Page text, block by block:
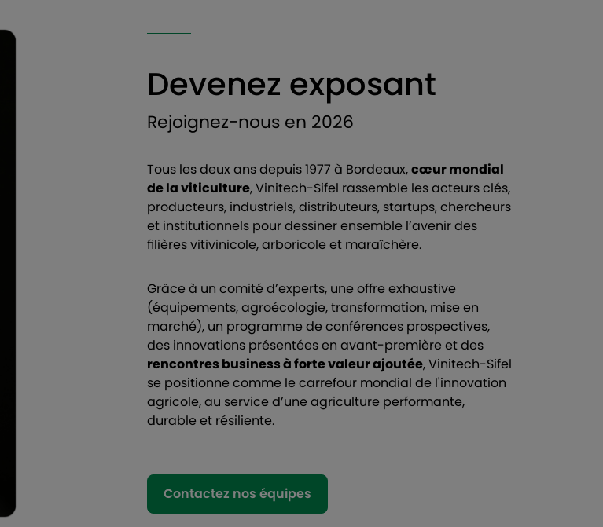
Devenez exposant
Rejoignez-nous en 2026
Tous les deux ans depuis 1977 à Bordeaux,cœur mondial
de la viticulture, Vinitech-Sifel rassemble les acteurs clés,
producteurs, industriels, distributeurs, startups, chercheurs
et institutionnels pour dessiner ensemble l’avenir des
filières vitivinicole, arboricole et maraîchère.
Grâce à un comité d’experts, une offre exhaustive
(équipements, agroécologie, transformation, mise en
marché), un programme de conférences prospectives,
des innovations présentées en avant-première et des
rencontres business à forte valeur ajoutée, Vinitech-Sifel
se positionne comme le carrefour mondial de l'innovation
agricole, au service d’une agriculture performante,
durable et résiliente.
Contactez nos équipes